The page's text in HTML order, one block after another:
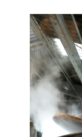
ご利用ガイド等
アカウント情報
ようこそ ゲスト 様
ログイン